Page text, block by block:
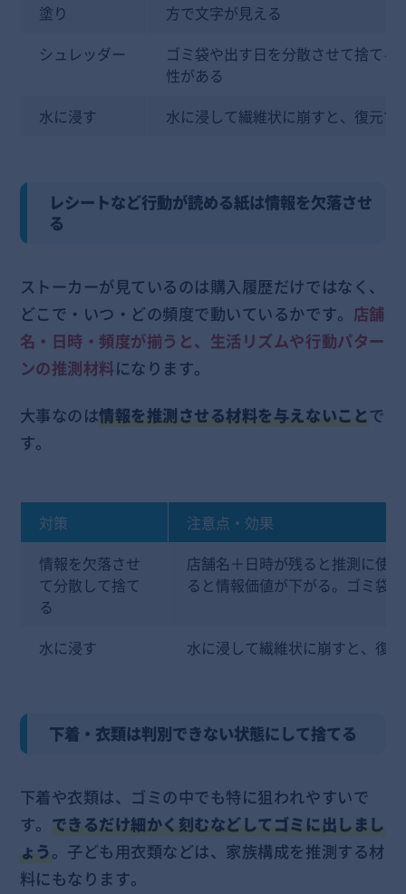
塗り
方で文字が見える
シュレッダー
ゴミ袋や出す日を分散させて捨て
性がある
水に浸す
水に浸して繊維状に崩すと、復元で
レシートなど行動が読める紙は情報を欠落させ
る
ストーカーが見ているのは購入履歴だけではなく、
どこで・いつ・どの頻度で動いているかです。 店舗
名・日時・頻度が揃うと、生活リズムや行動パター
ンの推測材料になります。
大事なのは情報を推測させる材料を与えないことで
す。
対策
注意点・効果
情報を欠落させ
て分散して捨て
る
店舗名＋日時が残ると推測に使
ると情報価値が下がる。ゴミ袋
水に浸す 水に浸して繊維状に崩すと、復
下着・衣類は判別できない状態にして捨てる
下着や衣類は、ゴミの中でも特に狙われやすいで
す。 できるだけ細かく刻むなどしてゴミに出しまし
ょう。子ども用衣類などは、家族構成を推測する材
料にもなります。